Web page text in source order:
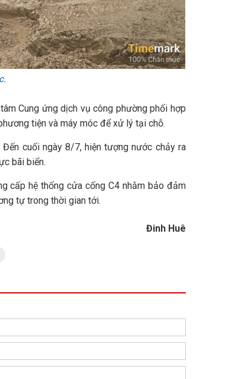
Cung ứng dịch vụ công phường phối hợp
tiện và máy móc để xử lý tại chỗ.
cuối ngày 8/7, hiện tượng nước chảy ra
bãi biển.
cấp hệ thống cửa cống C4 nhằm bảo đảm
tự trong thời gian tới.
Đinh Huê